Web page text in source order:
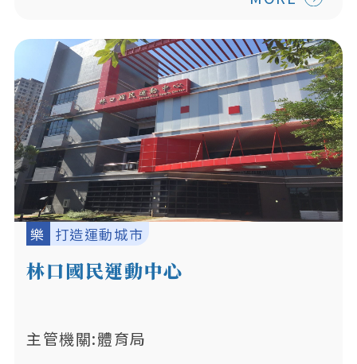
樂 打造運動城市
林口國民運動中心
主管機關:體育局